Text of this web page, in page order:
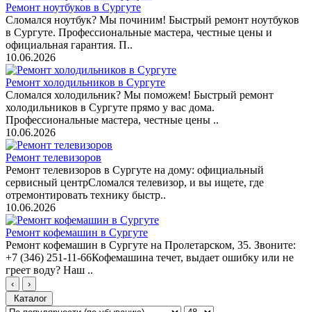
Ремонт ноутбуков в Сургуте
Сломался ноутбук? Мы починим! Быстрый ремонт ноутбуков
в Сургуте. Профессиональные мастера, честные цены и
официальная гарантия. П..
10.06.2026
Ремонт холодильников в Сургуте
Сломался холодильник? Мы поможем! Быстрый ремонт
холодильников в Сургуте прямо у вас дома.
Профессиональные мастера, честные цены ..
10.06.2026
Ремонт телевизоров
Ремонт телевизоров в Сургуте на дому: официальный
сервисный центрСломался телевизор, и вы ищете, где
отремонтировать технику быстр..
10.06.2026
Ремонт кофемашин в Сургуте
Ремонт кофемашин в Сургуте на Пролетарском, 35. Звоните:
+7 (346) 251-11-66Кофемашина течет, выдает ошибку или не
греет воду? Наш ..
‹
›
Каталог